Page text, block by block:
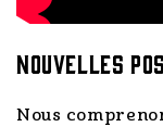
Nouvelles
Nous